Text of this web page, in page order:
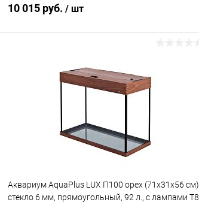
10 015 руб. / шт
Купить в 1 клик Сравнение
Аквариум AquaPlus LUX П100 орех (71х31х56 см)
стекло 6 мм, прямоугольный, 92 л., с лампами Т8